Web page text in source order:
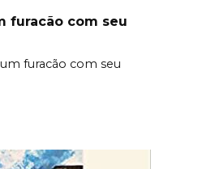
furacão com seu
furacão com seu